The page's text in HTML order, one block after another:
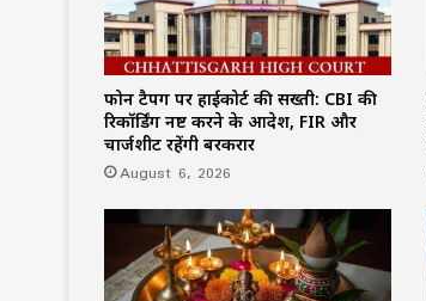
फोन टैपिंग पर हाईकोर्ट की सख्ती: CBI की
रिकॉर्डिंग नष्ट करने के आदेश, FIR और
चार्जशीट रहेंगी बरकरार
August 6, 2026